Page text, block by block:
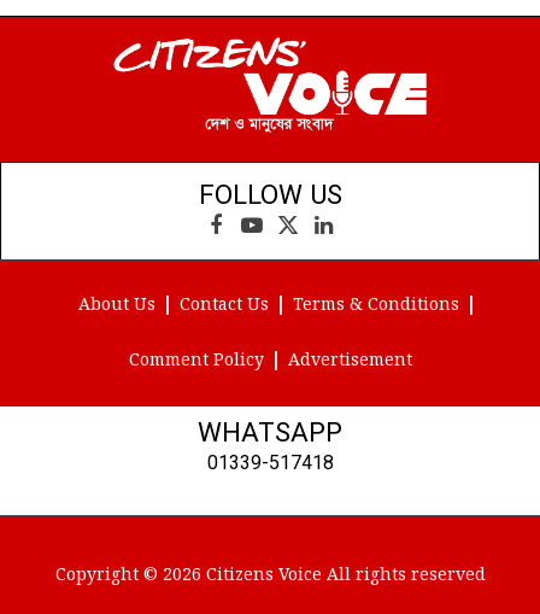
FOLLOW US
Facebook
YouTube
X
(Twitter)
LinkedIn
About Us Contact Us Terms & Conditions
Comment Policy Advertisement
WHATSAPP
01339-517418
Copyright © 2026 Citizens Voice All rights reserved